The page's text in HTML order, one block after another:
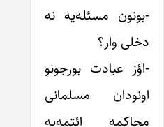
-بونون مسئله‌یه نه
دخلی وار؟
-اؤز عبادت بورجونو
اونودان مسلمانی
محاکمه ائتمه‌یه